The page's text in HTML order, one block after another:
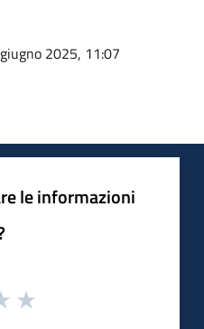
2025, 11:07
le informazioni